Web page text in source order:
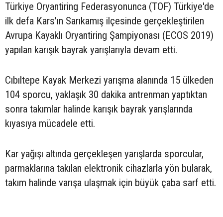
Türkiye Oryantiring Federasyonunca (TOF) Türkiye'de
ilk defa Kars'ın Sarıkamış ilçesinde gerçekleştirilen
Avrupa Kayaklı Oryantiring Şampiyonası (ECOS 2019)
yapılan karışık bayrak yarışlarıyla devam etti.
Cıbıltepe Kayak Merkezi yarışma alanında 15 ülkeden
104 sporcu, yaklaşık 30 dakika antrenman yaptıktan
sonra takımlar halinde karışık bayrak yarışlarında
kıyasıya mücadele etti.
Kar yağışı altında gerçekleşen yarışlarda sporcular,
parmaklarına takılan elektronik cihazlarla yön bularak,
takım halinde varışa ulaşmak için büyük çaba sarf etti.